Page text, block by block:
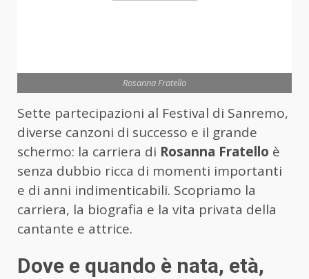
Rosanna Fratello
Sette partecipazioni al Festival di Sanremo,
diverse canzoni di successo e il grande
schermo: la carriera di Rosanna Fratello è
senza dubbio ricca di momenti importanti
e di anni indimenticabili. Scopriamo la
carriera, la biografia e la vita privata della
cantante e attrice.
Dove e quando è nata, età,